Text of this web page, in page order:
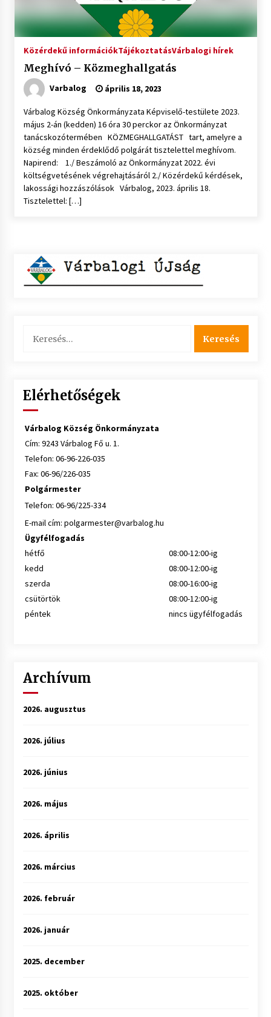
Közérdekű információkTájékoztatásVárbalogi hírek
Meghívó – Közmeghallgatás
Varbalog április 18, 2023
Várbalog Község Önkormányzata Képviselő-testülete 2023.
május 2-án (kedden) 16 óra 30 perckor az Önkormányzat
tanácskozótermében KÖZMEGHALLGATÁST tart, amelyre a
község minden érdeklődő polgárát tisztelettel meghívom.
Napirend: 1./ Beszámoló az Önkormányzat 2022. évi
költségvetésének végrehajtásáról 2./ Közérdekű kérdések,
lakossági hozzászólások Várbalog, 2023. április 18.
Tisztelettel: […]
Elérhetőségek
Várbalog Község Önkormányzata
Cím: 9243 Várbalog Fő u. 1.
Telefon: 06-96-226-035
Fax: 06-96/226-035
Polgármester
Telefon: 06-96/225-334
E-mail cím: polgarmester@varbalog.hu
Ügyfélfogadás
hétfő
08:00-12:00-ig
kedd
08:00-12:00-ig
szerda
08:00-16:00-ig
csütörtök
08:00-12:00-ig
péntek
nincs ügyfélfogadás
Archívum
2026. augusztus
2026. július
2026. június
2026. május
2026. április
2026. március
2026. február
2026. január
2025. december
2025. október